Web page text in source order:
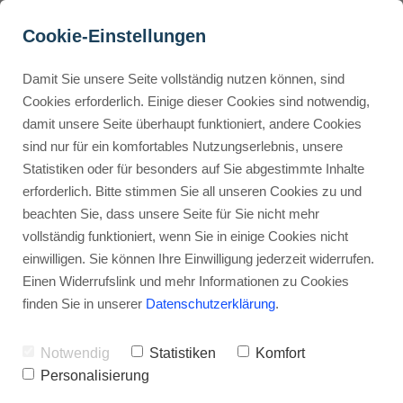
Buyer Personas erstellen
Landingpage optimieren
Internal Linking Tool
Suchmaschinenoptimieru
ng: Steigere deinen Traffic
mit diesen 5 einfachen
Tipps
Werbehinweis: Links mit Sternchen (*) sind Affiliate-Links. Kaufst
dich.
Stephan Ochmann
Suchmaschinenoptimierung (SEO) ist für
Cookie-Einstellungen
Damit Sie unsere Seite vollständig nutzen können, sind
Cookies erforderlich. Einige dieser Cookies sind notwendig,
damit unsere Seite überhaupt funktioniert, andere Cookies
sind nur für ein komfortables Nutzungserlebnis, unsere
Statistiken oder für besonders auf Sie abgestimmte Inhalte
erforderlich. Bitte stimmen Sie all unseren Cookies zu und
beachten Sie, dass unsere Seite für Sie nicht mehr
vollständig funktioniert, wenn Sie in einige Cookies nicht
einwilligen. Sie können Ihre Einwilligung jederzeit widerrufen.
Einen Widerrufslink und mehr Informationen zu Cookies
finden Sie in unserer Datenschutzerklärung.
Notwendig Statistiken
Komfort
Personalisierung